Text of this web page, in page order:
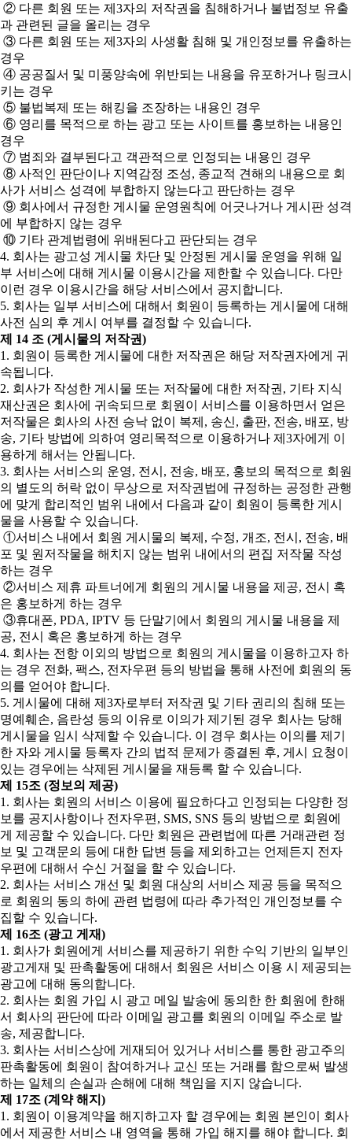
② 다른 회원 또는 제3자의 저작권을 침해하거나 불법정보 유출
과 관련된 글을 올리는 경우
③ 다른 회원 또는 제3자의 사생활 침해 및 개인정보를 유출하는
경우
④ 공공질서 및 미풍양속에 위반되는 내용을 유포하거나 링크시
키는 경우
⑤ 불법복제 또는 해킹을 조장하는 내용인 경우
⑥ 영리를 목적으로 하는 광고 또는 사이트를 홍보하는 내용인
경우
⑦ 범죄와 결부된다고 객관적으로 인정되는 내용인 경우
⑧ 사적인 판단이나 지역감정 조성, 종교적 견해의 내용으로 회
사가 서비스 성격에 부합하지 않는다고 판단하는 경우
⑨ 회사에서 규정한 게시물 운영원칙에 어긋나거나 게시판 성격
에 부합하지 않는 경우
⑩ 기타 관계법령에 위배된다고 판단되는 경우
4. 회사는 광고성 게시물 차단 및 안정된 게시물 운영을 위해 일
부 서비스에 대해 게시물 이용시간을 제한할 수 있습니다. 다만
이런 경우 이용시간을 해당 서비스에서 공지합니다.
5. 회사는 일부 서비스에 대해서 회원이 등록하는 게시물에 대해
사전 심의 후 게시 여부를 결정할 수 있습니다.
제 14 조 (게시물의 저작권)
1. 회원이 등록한 게시물에 대한 저작권은 해당 저작권자에게 귀
속됩니다.
2. 회사가 작성한 게시물 또는 저작물에 대한 저작권, 기타 지식
재산권은 회사에 귀속되므로 회원이 서비스를 이용하면서 얻은
저작물은 회사의 사전 승낙 없이 복제, 송신, 출판, 전송, 배포, 방
송, 기타 방법에 의하여 영리목적으로 이용하거나 제3자에게 이
용하게 해서는 안됩니다.
3. 회사는 서비스의 운영, 전시, 전송, 배포, 홍보의 목적으로 회원
의 별도의 허락 없이 무상으로 저작권법에 규정하는 공정한 관행
에 맞게 합리적인 범위 내에서 다음과 같이 회원이 등록한 게시
물을 사용할 수 있습니다.
①서비스 내에서 회원 게시물의 복제, 수정, 개조, 전시, 전송, 배
포 및 원저작물을 해치지 않는 범위 내에서의 편집 저작물 작성
하는 경우
②서비스 제휴 파트너에게 회원의 게시물 내용을 제공, 전시 혹
은 홍보하게 하는 경우
③휴대폰, PDA, IPTV 등 단말기에서 회원의 게시물 내용을 제
공, 전시 혹은 홍보하게 하는 경우
4. 회사는 전항 이외의 방법으로 회원의 게시물을 이용하고자 하
는 경우 전화, 팩스, 전자우편 등의 방법을 통해 사전에 회원의 동
의를 얻어야 합니다.
5. 게시물에 대해 제3자로부터 저작권 및 기타 권리의 침해 또는
명예훼손, 음란성 등의 이유로 이의가 제기된 경우 회사는 당해
게시물을 임시 삭제할 수 있습니다. 이 경우 회사는 이의를 제기
한 자와 게시물 등록자 간의 법적 문제가 종결된 후, 게시 요청이
있는 경우에는 삭제된 게시물을 재등록 할 수 있습니다.
제 15조 (정보의 제공)
1. 회사는 회원의 서비스 이용에 필요하다고 인정되는 다양한 정
보를 공지사항이나 전자우편, SMS, SNS 등의 방법으로 회원에
게 제공할 수 있습니다. 다만 회원은 관련법에 따른 거래관련 정
보 및 고객문의 등에 대한 답변 등을 제외하고는 언제든지 전자
우편에 대해서 수신 거절을 할 수 있습니다.
2. 회사는 서비스 개선 및 회원 대상의 서비스 제공 등을 목적으
로 회원의 동의 하에 관련 법령에 따라 추가적인 개인정보를 수
집할 수 있습니다.
제 16조 (광고 게재)
1. 회사가 회원에게 서비스를 제공하기 위한 수익 기반의 일부인
광고게재 및 판촉활동에 대해서 회원은 서비스 이용 시 제공되는
광고에 대해 동의합니다.
2. 회사는 회원 가입 시 광고 메일 발송에 동의한 한 회원에 한해
서 회사의 판단에 따라 이메일 광고를 회원의 이메일 주소로 발
송, 제공합니다.
3. 회사는 서비스상에 게재되어 있거나 서비스를 통한 광고주의
판촉활동에 회원이 참여하거나 교신 또는 거래를 함으로써 발생
하는 일체의 손실과 손해에 대해 책임을 지지 않습니다.
제 17조 (계약 해지)
1. 회원이 이용계약을 해지하고자 할 경우에는 회원 본인이 회사
에서 제공한 서비스 내 영역을 통해 가입 해지를 해야 합니다. 회